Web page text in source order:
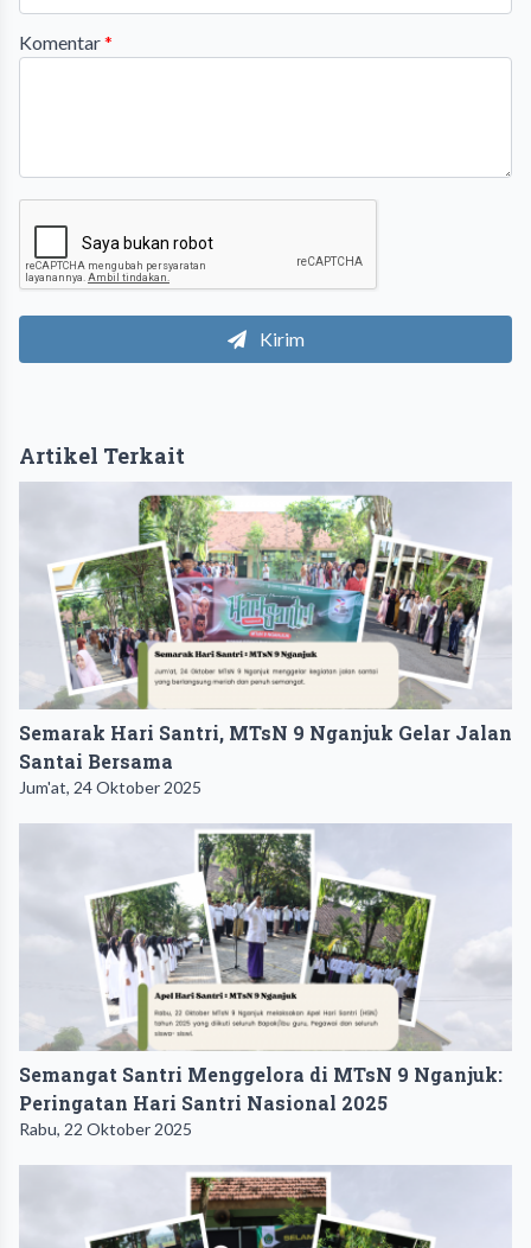
Komentar*
Kirim
Artikel Terkait
Semarak Hari Santri, MTsN 9 Nganjuk Gelar Jalan
Santai Bersama
Jum'at, 24 Oktober 2025
Semangat Santri Menggelora di MTsN 9 Nganjuk:
Peringatan Hari Santri Nasional 2025
Rabu, 22 Oktober 2025